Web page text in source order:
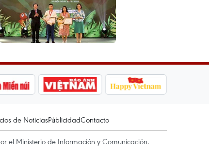
de NoticiasPublicidadContacto
el Ministerio de Información y Comunicación.